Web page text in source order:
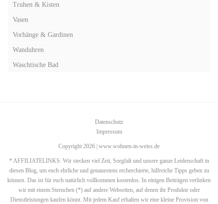
Truhen & Kisten
Vasen
Vorhänge & Gardinen
Wanduhren
Waschtische Bad
Datenschutz
Impressum
Copyright 2026 | www.wohnen-in-weiss.de
* AFFILIATELINKS: Wir stecken viel Zeit, Sorgfalt und unsere ganze Leidenschaft in
diesen Blog, um euch ehrliche und genauestens recherchierte, hilfreiche Tipps geben zu
können. Das ist für euch natürlich vollkommen kostenlos. In einigen Beiträgen verlinken
wir mit einem Sternchen (*) auf andere Webseiten, auf denen ihr Produkte oder
Dienstleistungen kaufen könnt. Mit jedem Kauf erhalten wir eine kleine Provision von